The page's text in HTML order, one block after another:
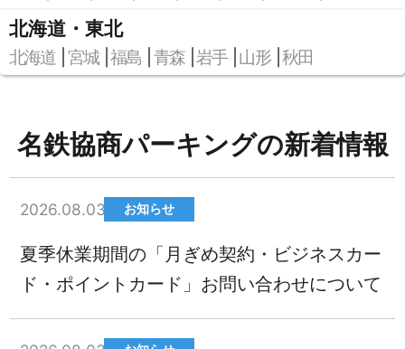
北海道・東北
北海道 宮城 福島 青森 岩手 山形 秋田
名鉄協商パーキングの新着情報
2026.08.03 お知らせ
夏季休業期間の「月ぎめ契約・ビジネスカー
ド・ポイントカード」お問い合わせについて